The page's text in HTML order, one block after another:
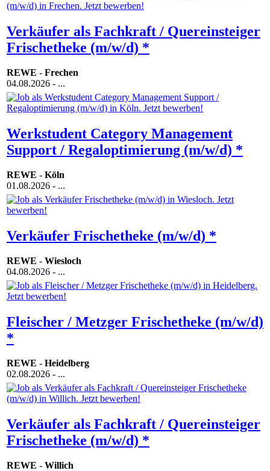
Verkäufer als Fachkraft / Quereinsteiger
Frischetheke (m/w/d) *
REWE - Frechen
04.08.2026 - ...
Werkstudent Category Management
Support / Regaloptimierung (m/w/d) *
REWE - Köln
01.08.2026 - ...
Verkäufer Frischetheke (m/w/d) *
REWE - Wiesloch
04.08.2026 - ...
Fleischer / Metzger Frischetheke (m/w/d)
*
REWE - Heidelberg
02.08.2026 - ...
Verkäufer als Fachkraft / Quereinsteiger
Frischetheke (m/w/d) *
REWE - Willich